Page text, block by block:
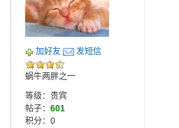
加好友 发短信
蜗牛两胖之一
等级：贵宾
帖子： 601
积分：0